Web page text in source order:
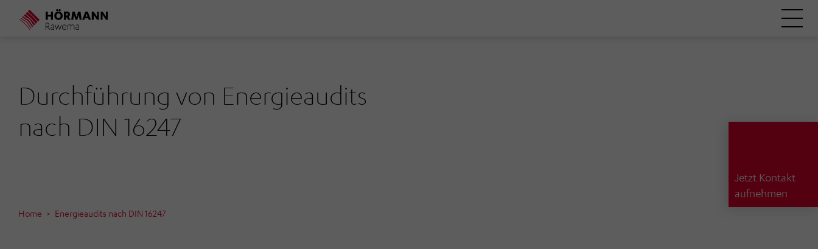
Jetzt Kontakt
aufnehmen
Durchführung von Energieaudits
nach DIN 16247
Home Energieaudits nach DIN 16247